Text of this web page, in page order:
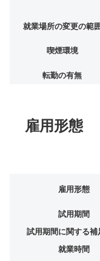
就業場所の変更の範囲
喫煙環境
転勤の有無
雇用形態
雇用形態
試用期間
試用期間に関する補
就業時間